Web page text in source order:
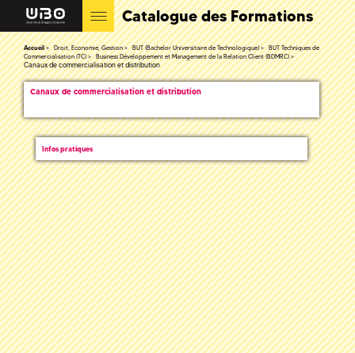
Catalogue des Formations
Accueil Droit, Economie, Gestion BUT (Bachelor Universitaire de Technologique)
BUT Techniques de
Commercialisation (TC)
Business Développement et Management de la Relation Client (BDMRC)
Canaux de commercialisation et distribution
Canaux de commercialisation et distribution
Infos pratiques